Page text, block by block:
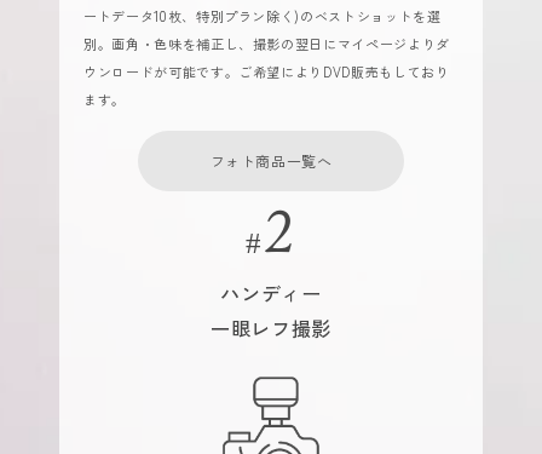
ートデータ10枚、特別プラン除く)のベストショットを選
別。画角・色味を補正し、撮影の翌日にマイページよりダ
ウンロードが可能です。ご希望によりDVD販売もしており
ます。
フォト商品一覧へ
ハンディー
一眼レフ撮影